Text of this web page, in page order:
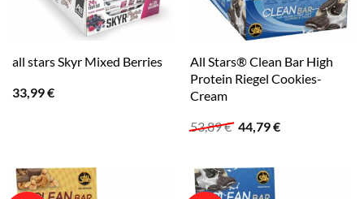
all stars Skyr Mixed Berries
33,99€
All Stars® Clean Bar High
Protein Riegel Cookies-
Cream
53,89€ Ursprünglicher
Preis
53,89 €
44,79€Aktueller